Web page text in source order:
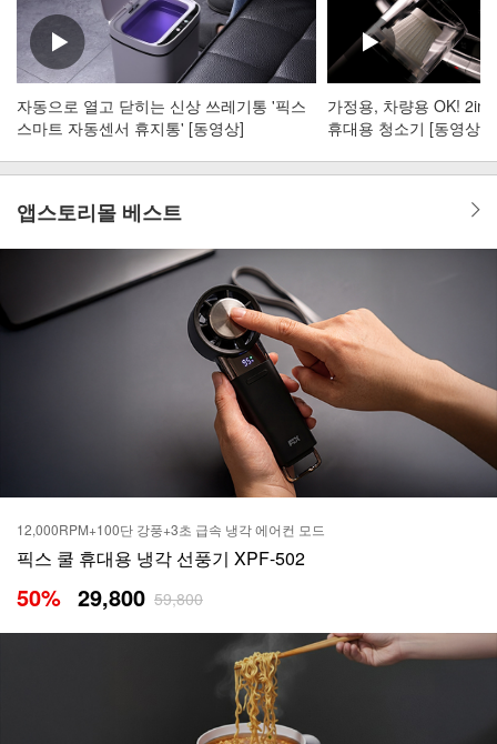
자동으로 열고 닫히는 신상 쓰레기통 '픽스
스마트 자동센서 휴지통' [동영상]
가정용, 차량용 OK!
휴대용 청소기 [동영상]
앱스토리몰 베스트
12,000RPM+100단 강풍+3초 급속 냉각 에어컨 모드
픽스 쿨 휴대용 냉각 선풍기 XPF-502
50% 29,800 59,800